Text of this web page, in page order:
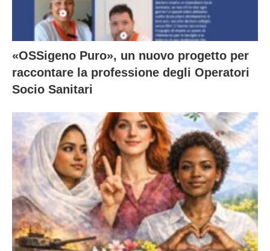
«OSSigeno Puro», un nuovo progetto per
raccontare la professione degli Operatori
Socio Sanitari